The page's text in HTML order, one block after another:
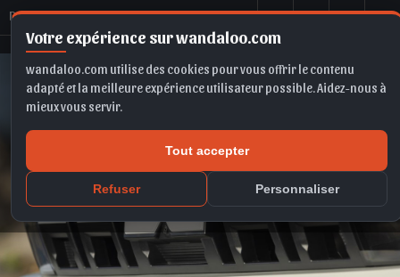
Votre expérience sur wandaloo.com
wandaloo.com utilise des cookies pour vous offrir le contenu
adapté et la meilleure expérience utilisateur possible. Aidez-nous à
mieux vous servir.
Tout accepter
Refuser Personnaliser
DACIA Duster 2025 Maroc